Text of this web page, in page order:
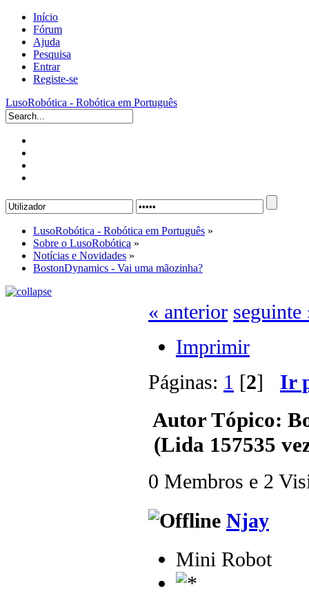
Início
Fórum
Ajuda
Pesquisa
Entrar
Registe-se
LusoRobótica - Robótica em Português
LusoRobótica - Robótica em Português »
Sobre o LusoRobótica »
Notícias e Novidades »
BostonDynamics - Vai uma mãozinha?
« anterior seguinte
Imprimir
Páginas: 1 [2] Ir
AutorTópico:
(Lida 157535
0 Membros e 2
Njay
Mini Robot